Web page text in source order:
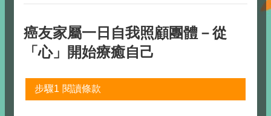
癌友家屬一日自我照顧團體－從
「心」開始療癒自己
步驟1 閱讀條款